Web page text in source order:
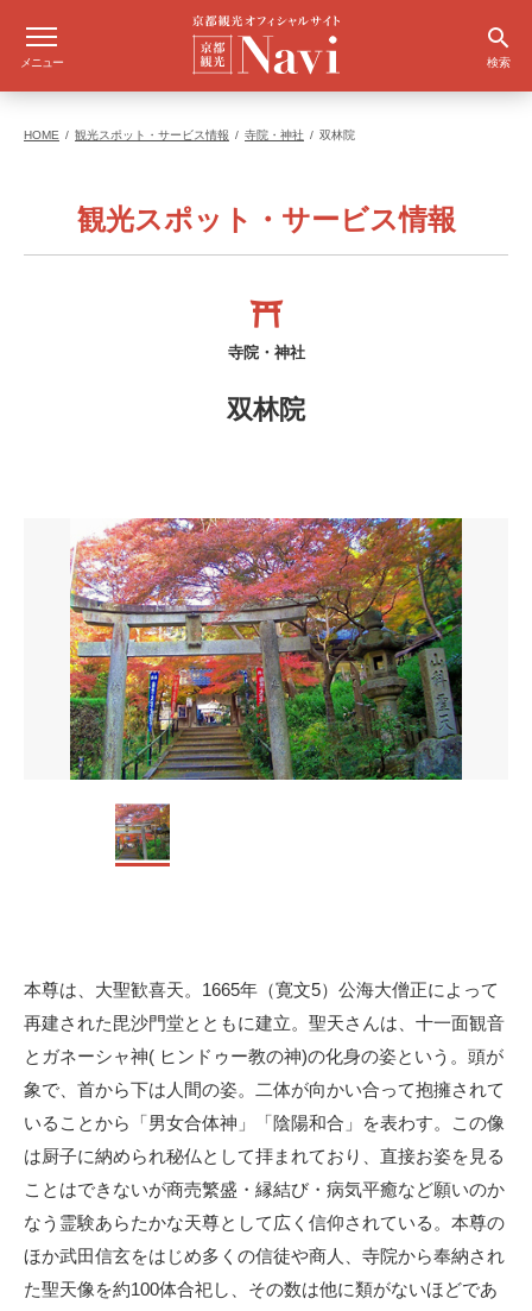
メニュー 検索
HOME 観光スポット・サービス情報 寺院・神社 双林院
観光スポット・サービス情報
寺院・神社
双林院
本尊は、大聖歓喜天。1665年（寛文5）公海大僧正によって
再建された毘沙門堂とともに建立。聖天さんは、十一面観音
とガネーシャ神( ヒンドゥー教の神)の化身の姿という。頭が
象で、首から下は人間の姿。二体が向かい合って抱擁されて
いることから「男女合体神」「陰陽和合」を表わす。この像
は厨子に納められ秘仏として拝まれており、直接お姿を見る
ことはできないが商売繁盛・縁結び・病気平癒など願いのか
なう霊験あらたかな天尊として広く信仰されている。本尊の
ほか武田信玄をはじめ多くの信徒や商人、寺院から奉納され
た聖天像を約100体合祀し、その数は他に類がないほどであ